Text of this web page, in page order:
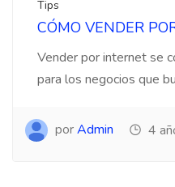
Tips
CÓMO VENDER
Vender por internet se
para los negocios que
porAdmin 4